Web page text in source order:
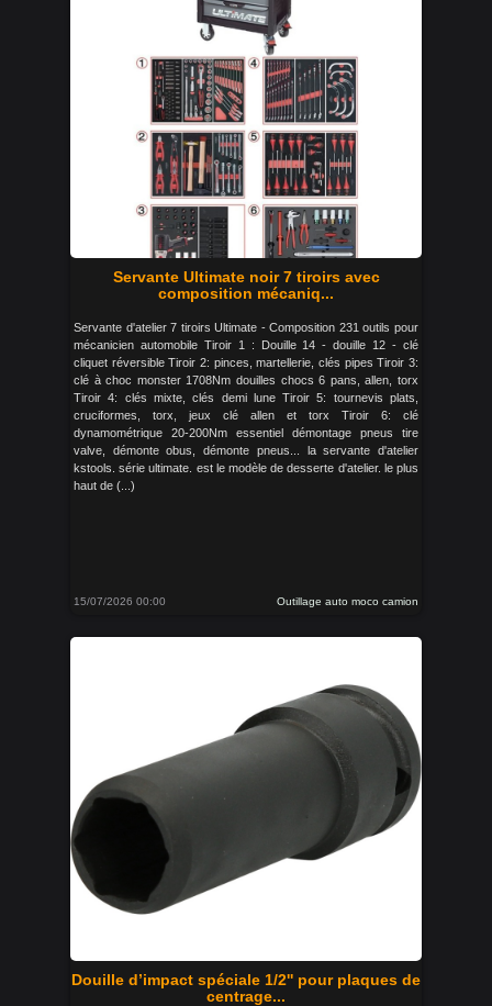
Servante Ultimate noir 7 tiroirs avec
composition mécaniq...
Servante d'atelier 7 tiroirs Ultimate - Composition 231 outils pour
mécanicien automobile Tiroir 1 : Douille 14 - douille 12 - clé
cliquet réversible Tiroir 2: pinces, martellerie, clés pipes Tiroir 3:
clé à choc monster 1708Nm douilles chocs 6 pans, allen, torx
Tiroir 4: clés mixte, clés demi lune Tiroir 5: tournevis plats,
cruciformes, torx, jeux clé allen et torx Tiroir 6: clé
dynamométrique 20-200Nm essentiel démontage pneus tire
valve, démonte obus, démonte pneus... la servante d'atelier
kstools. série ultimate. est le modèle de desserte d'atelier. le plus
haut de (...)
15/07/2026 00:00 Outillage auto moco camion
Douille d’impact spéciale 1/2'' pour plaques de
centrage...